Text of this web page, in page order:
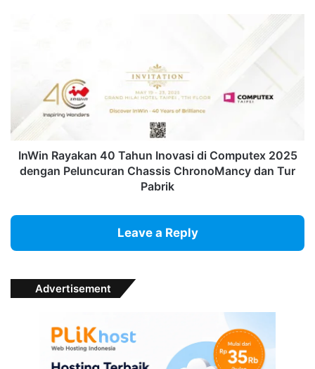
2025
dengan
Peluncuran
Chassis
InWin Rayakan 40 Tahun Inovasi di Computex 2025
dengan Peluncuran Chassis ChronoMancy dan Tur
Pabrik
Leave a Reply
Advertisement